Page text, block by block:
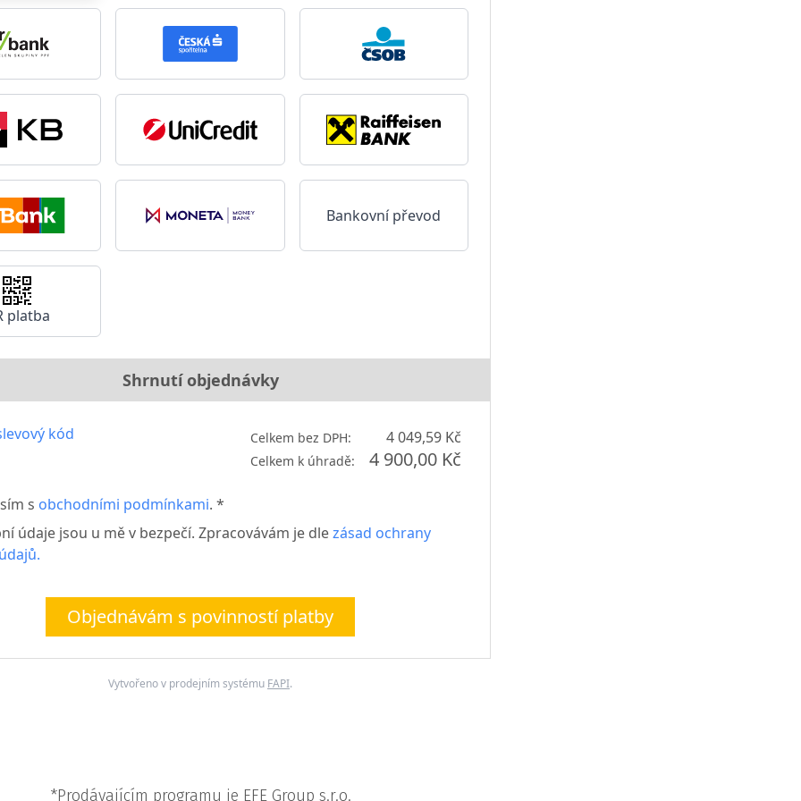
Bankovní převod
platba
Shrnutí objednávky
kód Celkem bez DPH: 4 049,59 Kč
Celkem k úhradě: 4 900,00 Kč
s obchodními podmínkami. *
údaje jsou u mě v bezpečí. Zpracovávám je dlezásad ochrany
Objednávám s povinností platby
Vytvořeno v prodejním systému FAPI.
*Prodávajícím programu je EFE Group s.r.o.